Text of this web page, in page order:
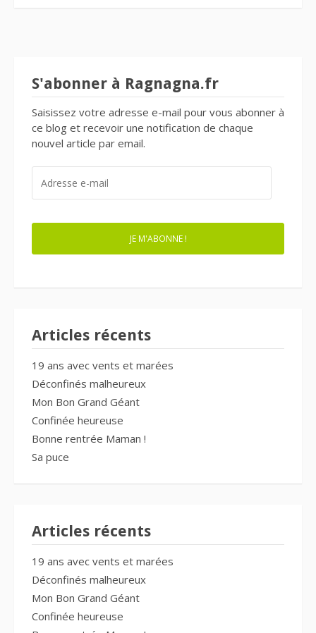
S'abonner à Ragnagna.fr
Saisissez votre adresse e-mail pour vous abonner à
ce blog et recevoir une notification de chaque
nouvel article par email.
MAIL
JE M'ABONNE !
Articles récents
19 ans avec vents et marées
Déconfinés malheureux
Mon Bon Grand Géant
Confinée heureuse
Bonne rentrée Maman !
Sa puce
Articles récents
19 ans avec vents et marées
Déconfinés malheureux
Mon Bon Grand Géant
Confinée heureuse